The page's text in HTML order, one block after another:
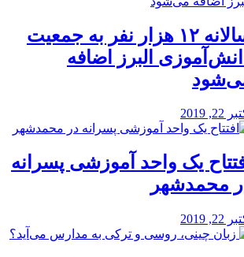
️سالانه ۱۲ هزار نفر به جمعیت
البرز اضافه
22, 2019
یک واحد آموزشی پسرانه
محمدشهر
22, 2019